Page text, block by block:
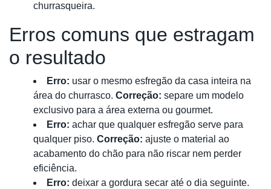
churrasqueira.
Erros comuns que estragam
o resultado
Erro: usar o mesmo esfregão da casa inteira na
área do churrasco. Correção: separe um modelo
exclusivo para a área externa ou gourmet.
Erro: achar que qualquer esfregão serve para
qualquer piso. Correção: ajuste o material ao
acabamento do chão para não riscar nem perder
eficiência.
Erro: deixar a gordura secar até o dia seguinte.